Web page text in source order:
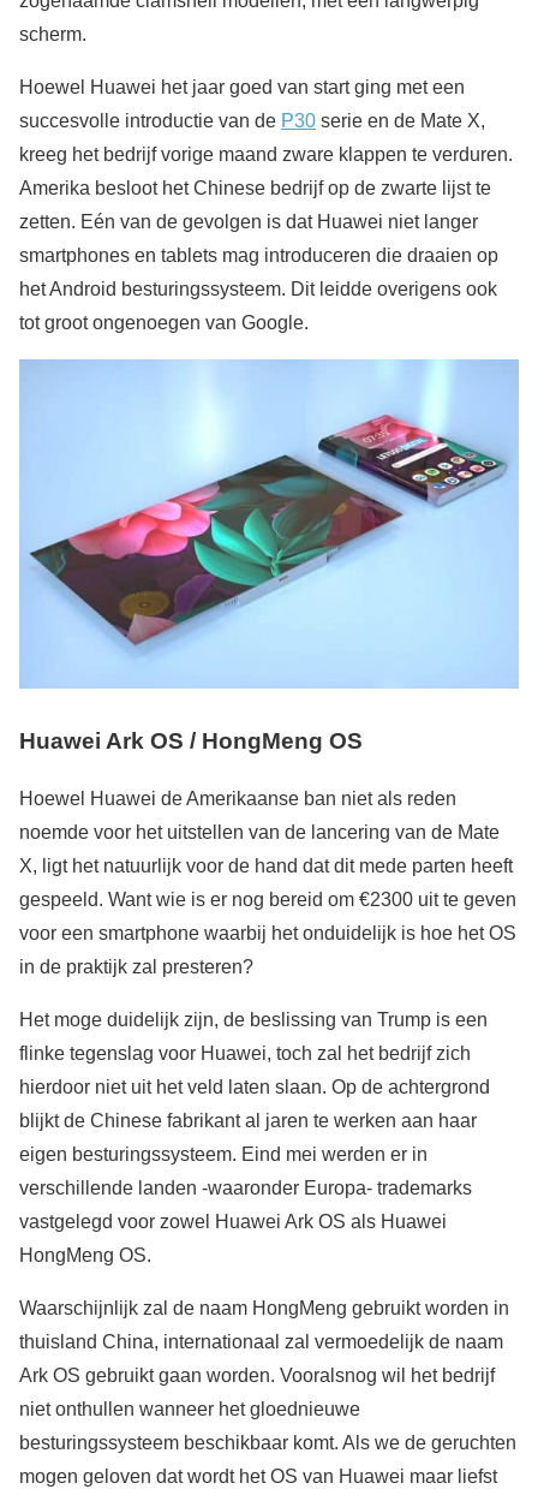
scherm.
Hoewel Huawei het jaar goed van start ging met een
succesvolle introductie van de P30 serie en de Mate X,
kreeg het bedrijf vorige maand zware klappen te verduren.
Amerika besloot het Chinese bedrijf op de zwarte lijst te
zetten. Eén van de gevolgen is dat Huawei niet langer
smartphones en tablets mag introduceren die draaien op
het Android besturingssysteem. Dit leidde overigens ook
tot groot ongenoegen van Google.
Huawei Ark OS / HongMeng OS
Hoewel Huawei de Amerikaanse ban niet als reden
noemde voor het uitstellen van de lancering van de Mate
X, ligt het natuurlijk voor de hand dat dit mede parten heeft
gespeeld. Want wie is er nog bereid om €2300 uit te geven
voor een smartphone waarbij het onduidelijk is hoe het OS
in de praktijk zal presteren?
Het moge duidelijk zijn, de beslissing van Trump is een
flinke tegenslag voor Huawei, toch zal het bedrijf zich
hierdoor niet uit het veld laten slaan. Op de achtergrond
blijkt de Chinese fabrikant al jaren te werken aan haar
eigen besturingssysteem. Eind mei werden er in
verschillende landen -waaronder Europa- trademarks
vastgelegd voor zowel Huawei Ark OS als Huawei
HongMeng OS.
Waarschijnlijk zal de naam HongMeng gebruikt worden in
thuisland China, internationaal zal vermoedelijk de naam
Ark OS gebruikt gaan worden. Vooralsnog wil het bedrijf
niet onthullen wanneer het gloednieuwe
besturingssysteem beschikbaar komt. Als we de geruchten
mogen geloven dat wordt het OS van Huawei maar liefst